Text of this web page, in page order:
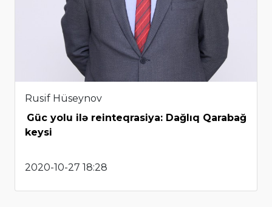
Rusif Hüseynov
Güc yolu ilə reinteqrasiya: Dağlıq Qarabağ
keysi
2020-10-27 18:28